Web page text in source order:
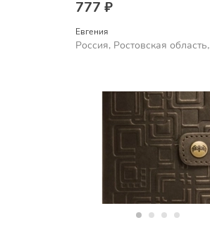
777 ₽
Евгения
Россия, Ростовская область,